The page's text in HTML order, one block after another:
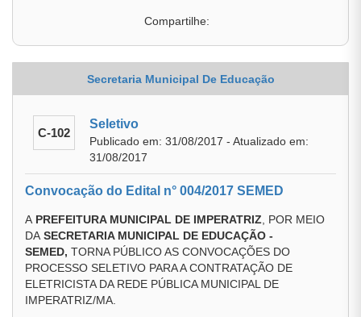
Compartilhe:
Secretaria Municipal De Educação
C-102
Seletivo
Publicado em: 31/08/2017 - Atualizado em:
31/08/2017
Convocação do Edital n° 004/2017 SEMED
A PREFEITURA MUNICIPAL DE IMPERATRIZ , POR MEIO
DA SECRETARIA MUNICIPAL DE EDUCAÇÃO -
SEMED, TORNA PÚBLICO AS CONVOCAÇÕES DO
PROCESSO SELETIVO PARA A CONTRATAÇÃO DE
ELETRICISTA DA REDE PÚBLICA MUNICIPAL DE
IMPERATRIZ/MA.